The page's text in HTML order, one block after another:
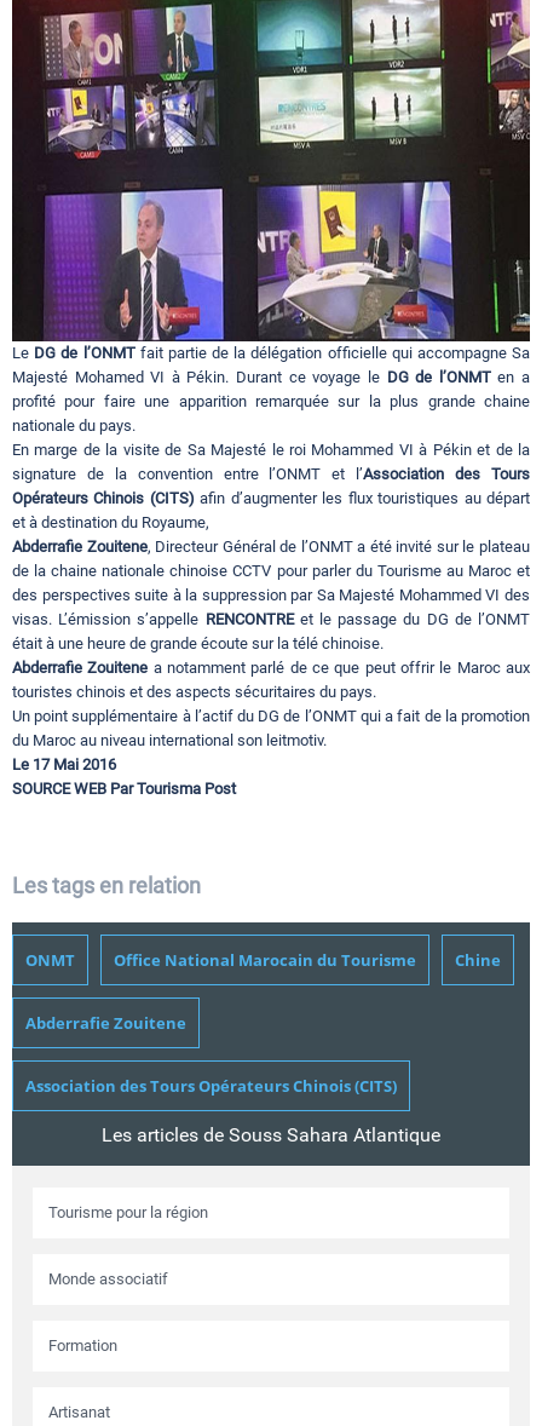
Circuits touristiques
Tourisme
Régions
Hotels
Evenements
Contact
Le DG de l’ONMTfait partie de la délégation officielle qui accompagne Sa
Majesté Mohamed VI à Pékin. Durant ce voyage le DG de l’ONMTen a
profité pour faire une apparition remarquée sur la plus grande chaine
nationale du pays.
En marge de la visite de Sa Majesté le roi Mohammed VI à Pékin et de la
signature de la convention entre l’ONMT et l’Association des Tours
Opérateurs Chinois (CITS)afin d’augmenter les flux touristiques au départ
et à destination du Royaume,
Abderrafie Zouitene, Directeur Général de l’ONMT a été invité sur le plateau
de la chaine nationale chinoise CCTV pour parler du Tourisme au Maroc et
des perspectives suite à la suppression par Sa Majesté Mohammed VI des
visas. L’émission s’appelle RENCONTREet le passage du DG de l’ONMT
était à une heure de grande écoute sur la télé chinoise.
Abderrafie Zouitene a notamment parlé de ce que peut offrir le Maroc aux
touristes chinois et des aspects sécuritaires du pays.
Un point supplémentaire à l’actif du DG de l’ONMT qui a fait de la promotion
du Maroc au niveau international son leitmotiv.
Le 17 Mai 2016
SOURCE WEB Par Tourisma Post
Les tags en relation
ONMT Office National Marocain du Tourisme Chine
Abderrafie Zouitene
Association des Tours Opérateurs Chinois (CITS)
Les articles de Souss Sahara Atlantique
Tourisme pour la région
Monde associatif
Formation
Artisanat